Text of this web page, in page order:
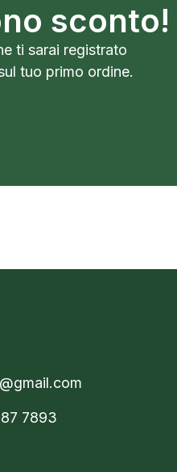
sconto!
ti sarai registrato
tuo primo ordine.
7893